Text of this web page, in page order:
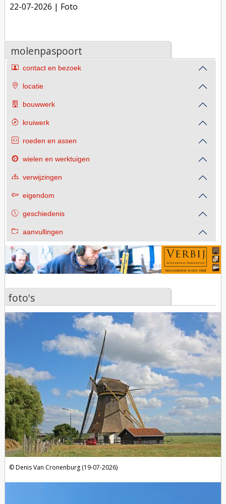
22-07-2026 | Foto
molenpaspoort
contact en bezoek
locatie
bouwwerk
kruiwerk
roeden en assen
wielen en werktuigen
verwijzingen
eigendom
geschiedenis
aanvullingen
foto's
foto's
Denis Van Cronenburg (19-07-2026)